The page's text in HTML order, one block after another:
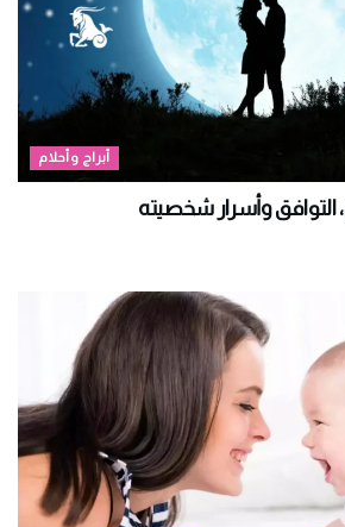
أبراج وأحلام
التوافق وأسرار شخصيته